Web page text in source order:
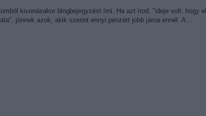
kivonásakor blogbejegyzést írni. Ha azt írod, "ideje volt, hogy
jönnek azok, akik szerint ennyi pénzért jobb járna ennél. A…